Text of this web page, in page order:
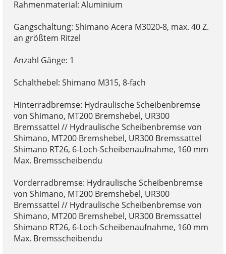
Rahmenmaterial: Aluminium
Gangschaltung: Shimano Acera M3020-8, max. 40 Z.
an größtem Ritzel
Anzahl Gänge: 1
Schalthebel: Shimano M315, 8-fach
Hinterradbremse: Hydraulische Scheibenbremse
von Shimano, MT200 Bremshebel, UR300
Bremssattel // Hydraulische Scheibenbremse von
Shimano, MT200 Bremshebel, UR300 Bremssattel
Shimano RT26, 6-Loch-Scheibenaufnahme, 160 mm
Max. Bremsscheibendu
Vorderradbremse: Hydraulische Scheibenbremse
von Shimano, MT200 Bremshebel, UR300
Bremssattel // Hydraulische Scheibenbremse von
Shimano, MT200 Bremshebel, UR300 Bremssattel
Shimano RT26, 6-Loch-Scheibenaufnahme, 160 mm
Max. Bremsscheibendu